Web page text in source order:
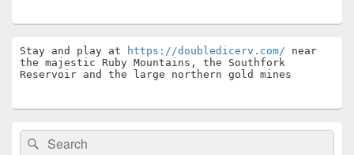
Stay and play at https://doubledicerv.com/ near
the majestic Ruby Mountains, the Southfork
Reservoir and the large northern gold mines
SearchSearch